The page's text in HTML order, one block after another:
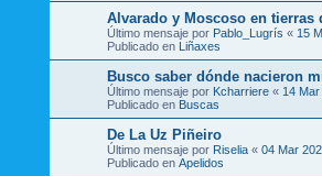
Alvarado y Moscoso en tierras
Último mensaje por Pablo_Lugrís « 15
Publicado en Liñaxes
Busco saber dónde nacieron
Último mensaje por Kcharriere « 14
Publicado en Buscas
De La Uz Piñeiro
Último mensaje por Riselia « 04 Mar
Publicado en Apelidos